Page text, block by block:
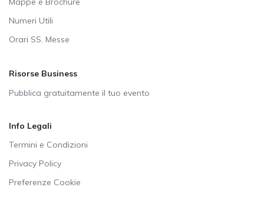
Numeri Utili
Orari SS. Messe
Risorse Business
Pubblica gratuitamente il tuo evento
Info Legali
Termini e Condizioni
Privacy Policy
Preferenze Cookie